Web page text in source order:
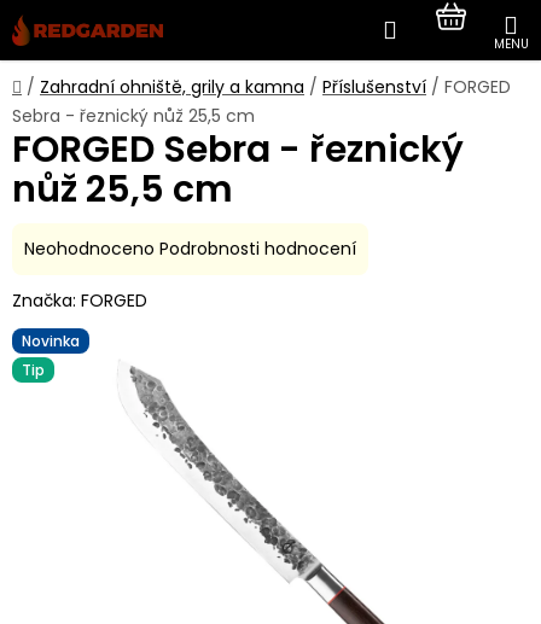
Přejít
na
obsah
Hledat
KOŠÍK
Domů
/ Zahradní ohniště, grily a kamna / Příslušenství / FORGED
Sebra - řeznický nůž 25,5 cm
FORGED Sebra - řeznický
nůž 25,5 cm
Průměrné
produktu
je
0,0
z
Neohodnoceno Podrobnosti hodnocení
Značka: FORGED
Novinka
Tip